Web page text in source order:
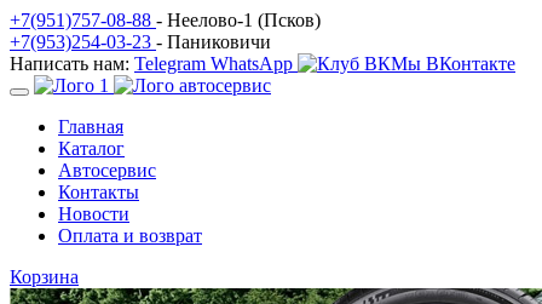
+7(951)757-08-88 - Неелово-1 (Псков)
+7(953)254-03-23 - Паниковичи
Написать нам: Telegram WhatsApp Мы ВКонтакте
Главная
Каталог
Автосервис
Контакты
Новости
Оплата и возврат
Корзина